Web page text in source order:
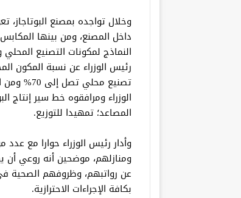
وخلال تواجده بمصنع البوتاجاز،
داخل المصنع، ومن بينها
النماذج لمكونات التصنيع
رئيس الوزراء عن نسبة المكون
تصنيع
الوزراء ومرافقوه خط سير إنتاج
المصاعد؛ تمهيدا للتوزيع.
وأدار رئيس الوزراء حوارا مع
ومنازلهم، موضحين أنه روعي أن
عن رواتبهم، وظروفهم الصحية
بكافة الإجراءات الاحترازية.